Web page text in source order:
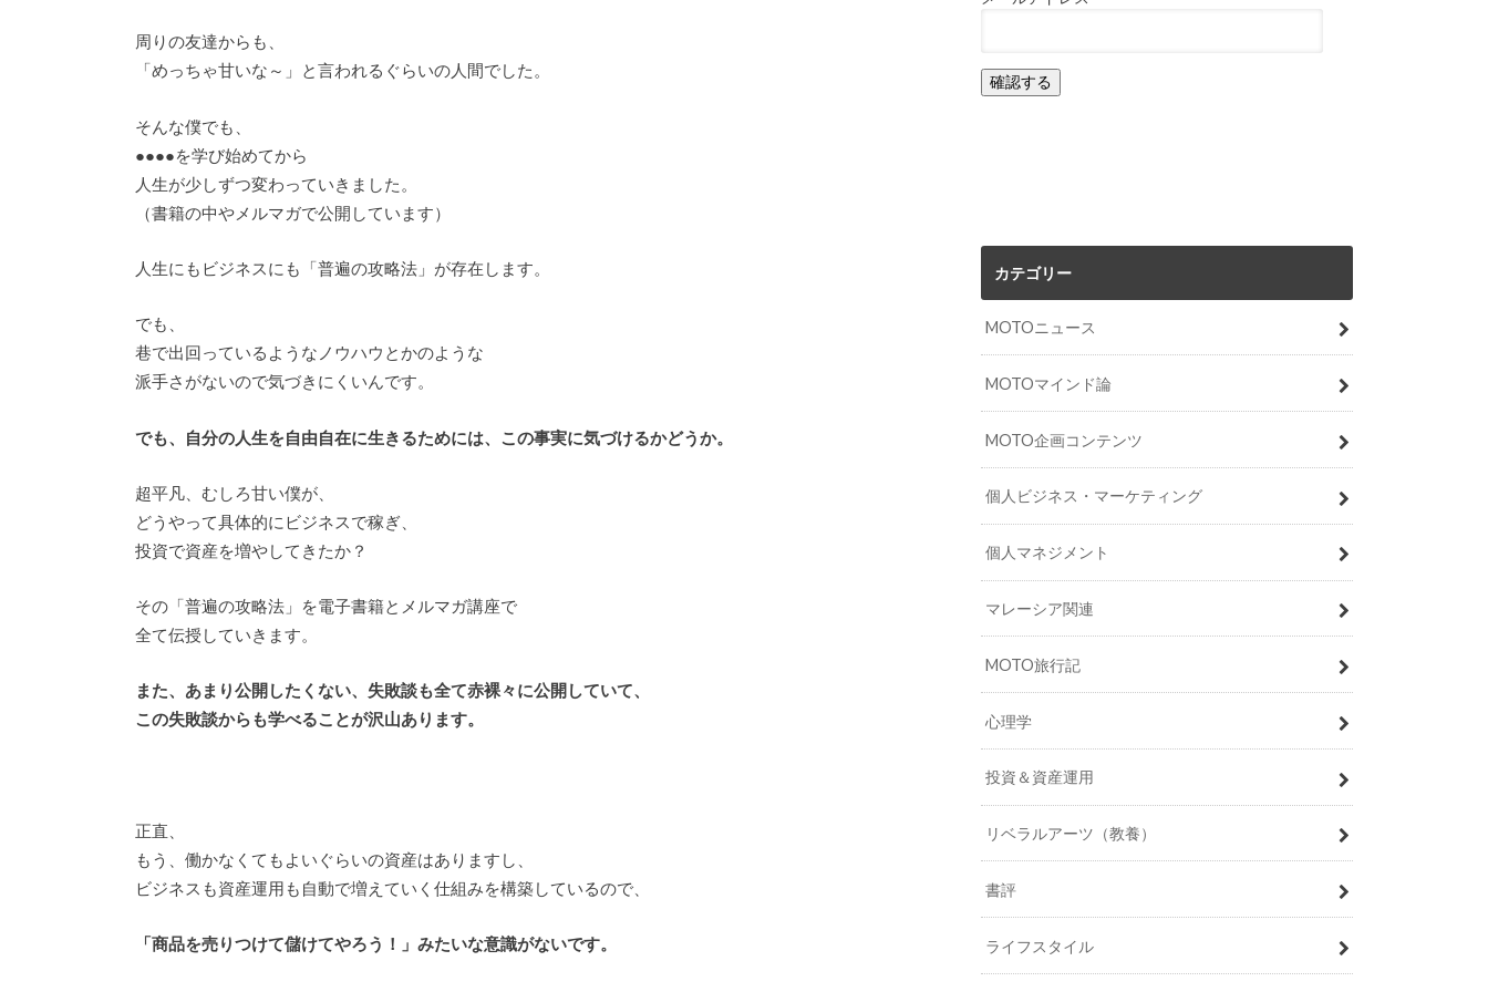
周りの友達からも、
「めっちゃ甘いな～」と言われるぐらいの人間でした。
そんな僕でも、
●●●●を学び始めてから
人生が少しずつ変わっていきました。
（書籍の中やメルマガで公開しています）
人生にもビジネスにも「普遍の攻略法」が存在します。
でも、
巷で出回っているようなノウハウとかのような
派手さがないので気づきにくいんです。
でも、自分の人生を自由自在に生きるためには、この事実に気づけるかどうか。
超平凡、むしろ甘い僕が、
どうやって具体的にビジネスで稼ぎ、
投資で資産を増やしてきたか？
その「普遍の攻略法」を電子書籍とメルマガ講座で
全て伝授していきます。
また、あまり公開したくない、失敗談も全て赤裸々に公開していて、
この失敗談からも学べることが沢山あります。
正直、
もう、働かなくてもよいぐらいの資産はありますし、
ビジネスも資産運用も自動で増えていく仕組みを構築しているので、
「商品を売りつけて儲けてやろう！」みたいな意識がないです。
カテゴリー
MOTOニュース
MOTOマインド論
MOTO企画コンテンツ
個人ビジネス・マーケティング
個人マネジメント
マレーシア関連
MOTO旅行記
心理学
投資＆資産運用
リベラルアーツ（教養）
書評
ライフスタイル